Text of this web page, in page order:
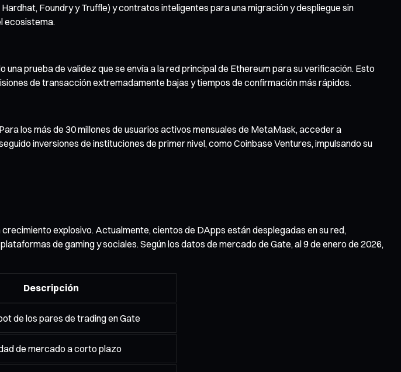
Foundry y Truffle) y contratos inteligentes para una migración y despliegue sin
ecosistema.
prueba de validez que se envía a la red principal de Ethereum para su verificación. Esto
de transacción extremadamente bajas y tiempos de confirmación más rápidos.
los más de 30 millones de usuarios activos mensuales de MetaMask, acceder a
inversiones de instituciones de primer nivel, como Coinbase Ventures, impulsando su
explosivo. Actualmente, cientos de DApps están desplegadas en su red,
de gaming y sociales. Según los datos de mercado de Gate, al 9 de enero de 2026,
Descripción
de los pares de trading en Gate
de mercado a corto plazo